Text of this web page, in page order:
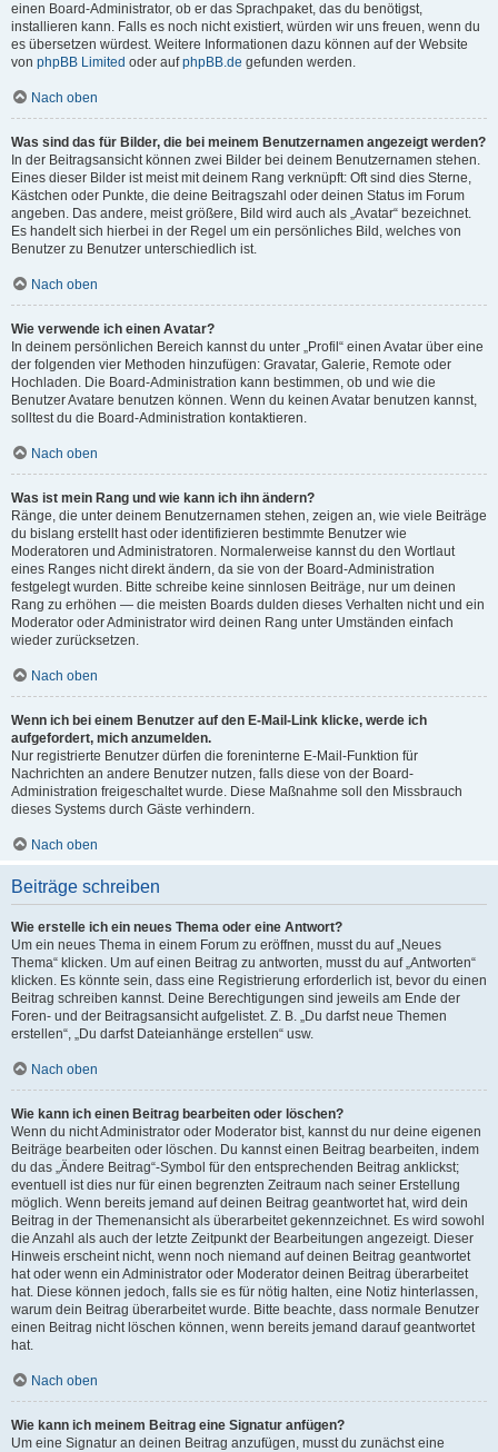
einen Board-Administrator, ob er das Sprachpaket, das du benötigst,
installieren kann. Falls es noch nicht existiert, würden wir uns freuen, wenn du
es übersetzen würdest. Weitere Informationen dazu können auf der Website
von phpBB Limited oder aufphpBB.de gefunden werden.
Nach oben
Was sind das für Bilder, die bei meinem Benutzernamen angezeigt werden?
In der Beitragsansicht können zwei Bilder bei deinem Benutzernamen stehen.
Eines dieser Bilder ist meist mit deinem Rang verknüpft: Oft sind dies Sterne,
Kästchen oder Punkte, die deine Beitragszahl oder deinen Status im Forum
angeben. Das andere, meist größere, Bild wird auch als „Avatar“ bezeichnet.
Es handelt sich hierbei in der Regel um ein persönliches Bild, welches von
Benutzer zu Benutzer unterschiedlich ist.
Nach oben
Wie verwende ich einen Avatar?
In deinem persönlichen Bereich kannst du unter „Profil“ einen Avatar über eine
der folgenden vier Methoden hinzufügen: Gravatar, Galerie, Remote oder
Hochladen. Die Board-Administration kann bestimmen, ob und wie die
Benutzer Avatare benutzen können. Wenn du keinen Avatar benutzen kannst,
solltest du die Board-Administration kontaktieren.
Nach oben
Was ist mein Rang und wie kann ich ihn ändern?
Ränge, die unter deinem Benutzernamen stehen, zeigen an, wie viele Beiträge
du bislang erstellt hast oder identifizieren bestimmte Benutzer wie
Moderatoren und Administratoren. Normalerweise kannst du den Wortlaut
eines Ranges nicht direkt ändern, da sie von der Board-Administration
festgelegt wurden. Bitte schreibe keine sinnlosen Beiträge, nur um deinen
Rang zu erhöhen — die meisten Boards dulden dieses Verhalten nicht und ein
Moderator oder Administrator wird deinen Rang unter Umständen einfach
wieder zurücksetzen.
Nach oben
Wenn ich bei einem Benutzer auf den E-Mail-Link klicke, werde ich
aufgefordert, mich anzumelden.
Nur registrierte Benutzer dürfen die foreninterne E-Mail-Funktion für
Nachrichten an andere Benutzer nutzen, falls diese von der Board-
Administration freigeschaltet wurde. Diese Maßnahme soll den Missbrauch
dieses Systems durch Gäste verhindern.
Nach oben
Beiträge schreiben
Wie erstelle ich ein neues Thema oder eine Antwort?
Um ein neues Thema in einem Forum zu eröffnen, musst du auf „Neues
Thema“ klicken. Um auf einen Beitrag zu antworten, musst du auf „Antworten“
klicken. Es könnte sein, dass eine Registrierung erforderlich ist, bevor du einen
Beitrag schreiben kannst. Deine Berechtigungen sind jeweils am Ende der
Foren- und der Beitragsansicht aufgelistet. Z. B. „Du darfst neue Themen
erstellen“, „Du darfst Dateianhänge erstellen“ usw.
Nach oben
Wie kann ich einen Beitrag bearbeiten oder löschen?
Wenn du nicht Administrator oder Moderator bist, kannst du nur deine eigenen
Beiträge bearbeiten oder löschen. Du kannst einen Beitrag bearbeiten, indem
du das „Ändere Beitrag“-Symbol für den entsprechenden Beitrag anklickst;
eventuell ist dies nur für einen begrenzten Zeitraum nach seiner Erstellung
möglich. Wenn bereits jemand auf deinen Beitrag geantwortet hat, wird dein
Beitrag in der Themenansicht als überarbeitet gekennzeichnet. Es wird sowohl
die Anzahl als auch der letzte Zeitpunkt der Bearbeitungen angezeigt. Dieser
Hinweis erscheint nicht, wenn noch niemand auf deinen Beitrag geantwortet
hat oder wenn ein Administrator oder Moderator deinen Beitrag überarbeitet
hat. Diese können jedoch, falls sie es für nötig halten, eine Notiz hinterlassen,
warum dein Beitrag überarbeitet wurde. Bitte beachte, dass normale Benutzer
einen Beitrag nicht löschen können, wenn bereits jemand darauf geantwortet
hat.
Nach oben
Wie kann ich meinem Beitrag eine Signatur anfügen?
Um eine Signatur an deinen Beitrag anzufügen, musst du zunächst eine